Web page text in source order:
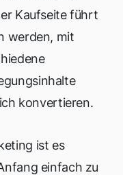
Kaufseite führt
werden, mit
konvertieren.
ist es
einfach zu